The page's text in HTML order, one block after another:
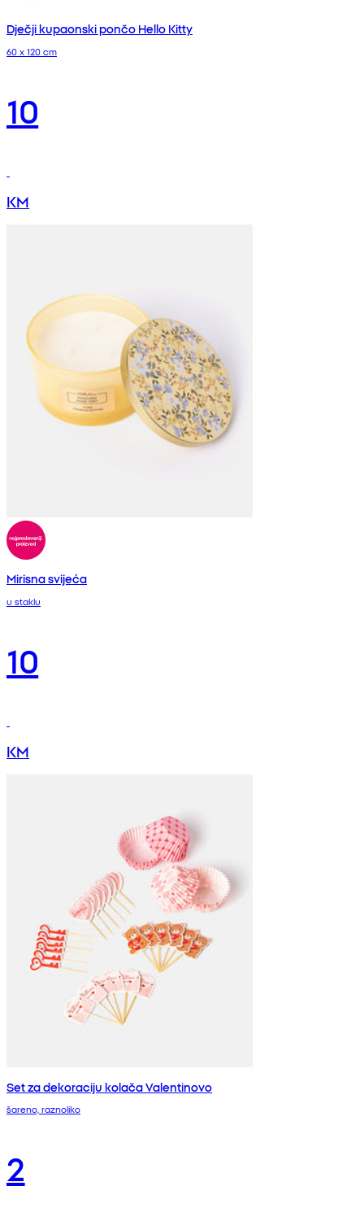
Dječji kupaonski pončo Hello Kitty
60 x 120 cm
10
KM
Mirisna svijeća
u staklu
10
KM
Set za dekoraciju kolača Valentinovo
šareno, raznoliko
2